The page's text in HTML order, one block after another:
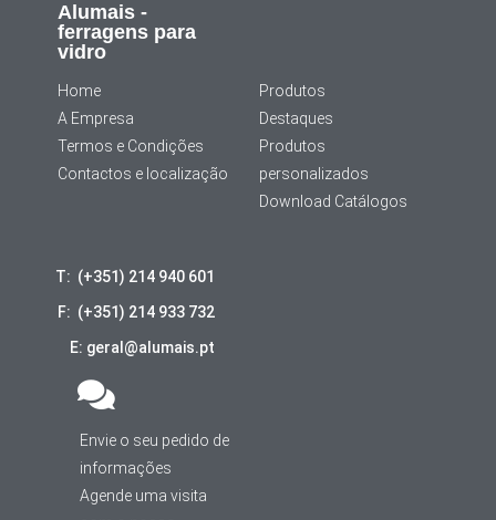
Alumais -
ferragens para
vidro
Home
A Empresa
Termos e Condições
Contactos e localização
Produtos
Destaques
Produtos
personalizados
Download Catálogos
T: (+351) 214 940 601
F: (+351) 214 933 732
E: geral@alumais.pt
Envie o seu pedido de
informações
Agende uma visita